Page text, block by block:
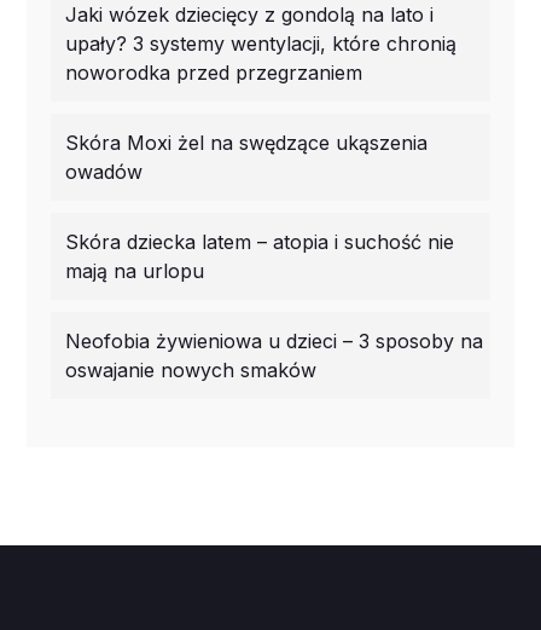
Jaki wózek dziecięcy z gondolą na lato i
upały? 3 systemy wentylacji, które chronią
noworodka przed przegrzaniem
Skóra Moxi żel na swędzące ukąszenia
owadów
Skóra dziecka latem – atopia i suchość nie
mają na urlopu
Neofobia żywieniowa u dzieci – 3 sposoby na
oswajanie nowych smaków